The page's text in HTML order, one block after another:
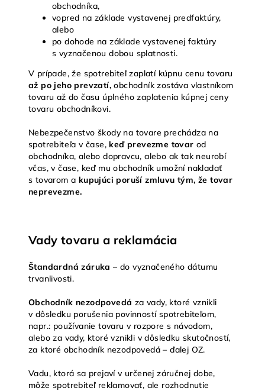
obchodníka,
vopred na základe vystavenej predfaktúry,
alebo
po dohode na základe vystavenej faktúry
s vyznačenou dobou splatnosti.
V prípade, že spotrebiteľ zaplatí kúpnu cenu tovaru
až po jeho prevzatí, obchodník zostáva vlastníkom
tovaru až do času úplného zaplatenia kúpnej ceny
tovaru obchodníkovi.
Nebezpečenstvo škody na tovare prechádza na
spotrebiteľa v čase, keď prevezme tovar od
obchodníka, alebo dopravcu, alebo ak tak neurobí
včas, v čase, keď mu obchodník umožní nakladať
s tovarom a kupujúci poruší zmluvu tým, že tovar
neprevezme.
Vady tovaru a reklamácia
Štandardná záruka– do vyznačeného dátumu
trvanlivosti.
Obchodník nezodpovedá za vady, ktoré vznikli
v dôsledku porušenia povinností spotrebiteľom,
napr.: používanie tovaru v rozpore s návodom,
alebo za vady, ktoré vznikli v dôsledku skutočností,
za ktoré obchodník nezodpovedá – ďalej OZ.
Vadu, ktorá sa prejaví v určenej záručnej dobe,
môže spotrebiteľ reklamovať, ale rozhodnutie